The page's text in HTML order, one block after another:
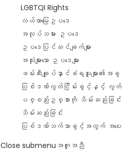
LGBTQI Rights
လယ်ယာမြေဥပဒေ
အလုပ်သမား ဥပဒေ
ဥပဒေပြင်ဆင်ချက်များ
အသုံးများသော ဥပဒေများ
ဖမ်းဆီးချုပ်နှာင်ခံရသူများ၏အခွင့်အ‌
ပြစ်ဒဏ်လွတ်ငြိမ်းခွင့်နှင့် လွတ်
ပစ္စည်းဥစ္စာကို သိမ်းဆည်းခြ
သိမ်းဆည်းခြင်း
ပြစ်ဒဏ်သက်သာခွင့်အတွက် အပေး
Close submenu အကူအညီ